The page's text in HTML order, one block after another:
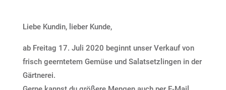
Liebe Kundin, lieber Kunde,
ab Freitag 17. Juli 2020 beginnt unser Verkauf von
frisch geerntetem Gemüse und Salatsetzlingen in der
Gärtnerei.